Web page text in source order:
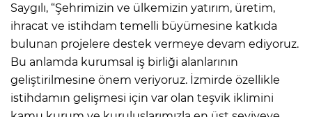
Saygılı, “Şehrimizin ve ülkemizin yatırım, üretim,
ihracat ve istihdam temelli büyümesine katkıda
bulunan projelere destek vermeye devam ediyoruz.
Bu anlamda kurumsal iş birliği alanlarının
geliştirilmesine önem veriyoruz. İzmirde özellikle
istihdamın gelişmesi için var olan teşvik iklimini